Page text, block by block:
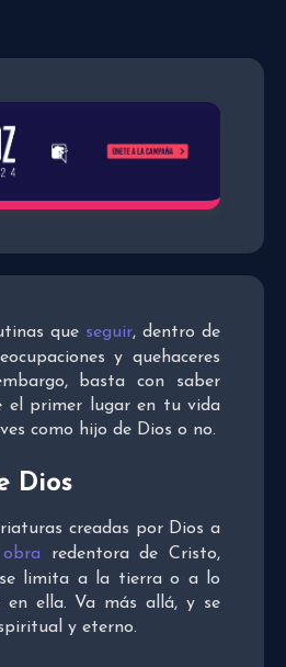
que seguir, dentro de
y quehaceres
basta con saber
el primer lugar en tu vida
como hijo de Dios o no.
Dios
creadas por Dios a
obra redentora de Cristo,
limita a la tierra o a lo
en ella. Va más allá, y se
y eterno.